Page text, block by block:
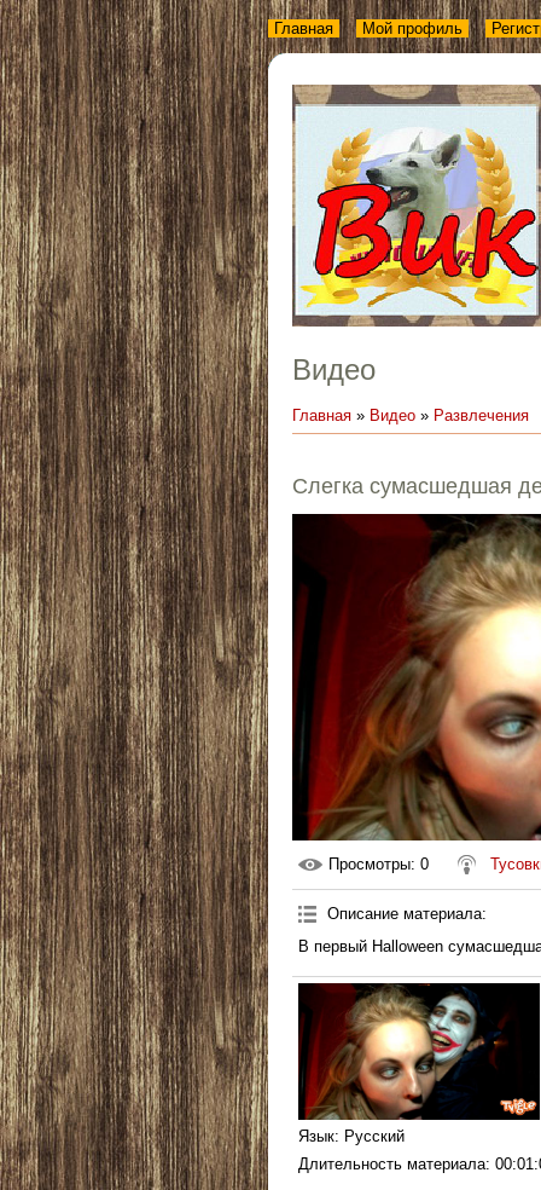
Главная Мой профиль
Видео
Главная » Видео » Развлечения
Слегка сумасшедшая
Просмотры: 0
Описание материала:
В первый Halloween
Язык: Русский
Длительность материала: